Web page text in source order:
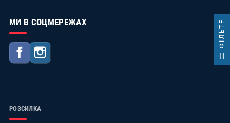
МИ В СОЦМЕРЕЖАХ
Facebook
РОЗСИЛКА
ФІЛЬТР